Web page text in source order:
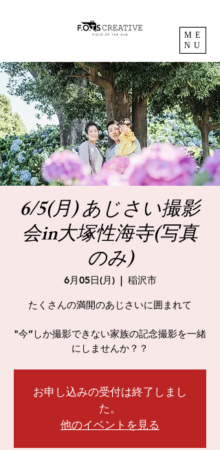
ME
NU
6/5(月) あじさい撮影
会in大塚性海寺(写真
のみ)
6月05日(月)
  |
稲沢市
たくさんの満開のあじさいに囲まれて
"今”しか撮影できない家族の記念撮影を一緒
お申し込みの受付は終了しまし
た。
他のイベントを見る